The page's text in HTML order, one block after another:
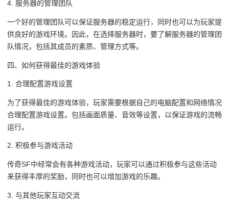
4. 服务器的管理团队
一个好的管理团队可以保证服务器的稳定运行，同时也可以为玩家提
供良好的游戏环境。因此，在选择服务器时，要了解服务器的管理团
队情况，包括其成员的素质、管理方式等。
四、如何获得最佳的游戏体验
1. 合理配置游戏设置
为了获得最佳的游戏体验，玩家需要根据自己的电脑配置和网络情况
合理配置游戏设置。包括画面质量、音效等设置，以保证游戏的流畅
运行。
2. 积极参与游戏活动
传奇SF中经常会有各种游戏活动，玩家可以通过积极参与这些活动
来获得丰厚的奖励，同时也可以增加游戏的乐趣。
3. 与其他玩家互动交流